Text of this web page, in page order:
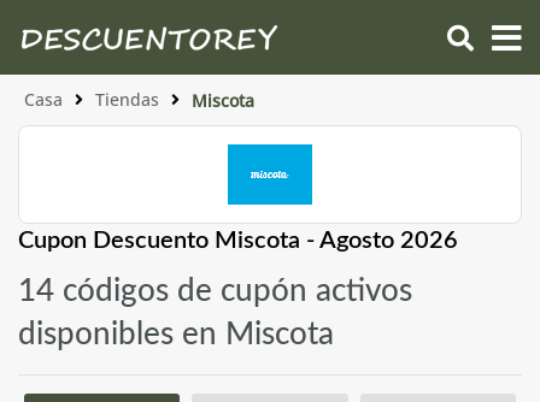
Casa Tiendas Miscota
Cupon Descuento Miscota - Agosto 2026
14 códigos de cupón activos
disponibles en Miscota